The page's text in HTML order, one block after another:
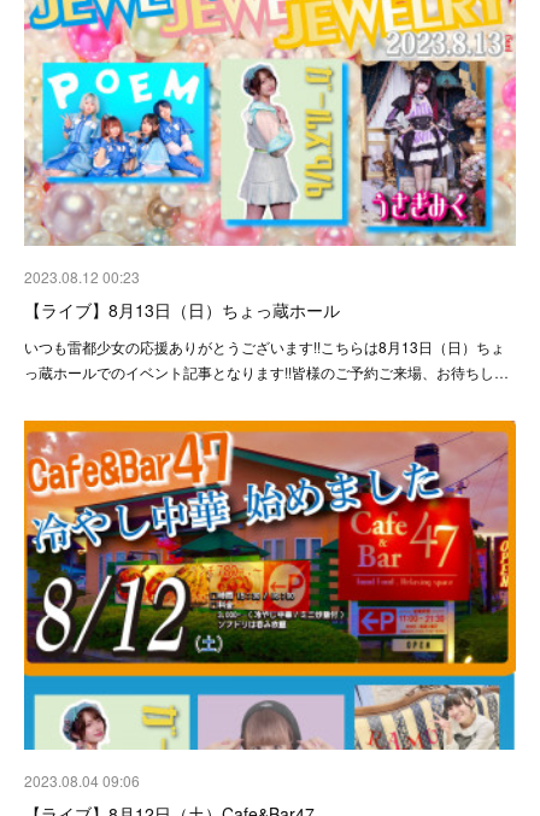
2023.08.12 00:23
【ライブ】8月13日（日）ちょっ蔵ホール
いつも雷都少女の応援ありがとうございます!!こちらは8月13日（日）ちょ
っ蔵ホールでのイベント記事となります!!皆様のご予約ご来場、お待ちし…
2023.08.04 09:06